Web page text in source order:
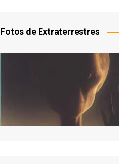
Fotos de Extraterrestres